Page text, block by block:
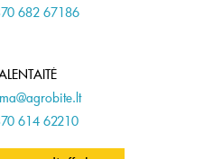
682 67186
614 62210